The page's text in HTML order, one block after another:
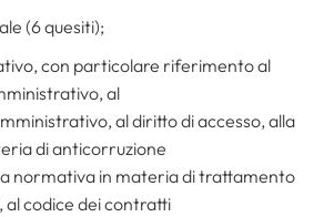
(6 quesiti);
con particolare riferimento al
al
al diritto di accesso, alla
di anticorruzione
normativa in materia di trattamento
al codice dei contratti